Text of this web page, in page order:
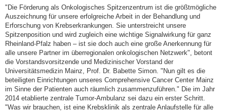
"Die Förderung als Onkologisches Spitzenzentrum ist die größtmögliche
Auszeichnung für unsere erfolgreiche Arbeit in der Behandlung und
Erforschung von Krebserkrankungen. Sie unterstreicht unsere
Spitzenposition und wird zugleich eine wichtige Signalwirkung für ganz
Rheinland-Pfalz haben – ist sie doch auch eine große Anerkennung für
alle unsere Partner im überregionalen onkologischen Netzwerk", betont
die Vorstandsvorsitzende und Medizinischer Vorstand der
Universitätsmedizin Mainz, Prof. Dr. Babette Simon. "Nun gilt es die
beteiligten Einrichtungen unseres Comprehensive Cancer Center Mainz
im Sinne der Patienten auch räumlich zusammenzuführen." Die im Jahr
2014 etablierte zentrale Tumor-Ambulanz sei dazu ein erster Schritt.
"Was wir brauchen, ist eine Krebsklinik als zentrale Anlaufstelle für alle